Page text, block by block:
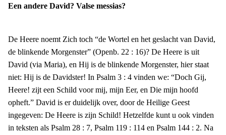
Een andere David? Valse messias?
De Heere noemt Zich toch “de Wortel en het geslacht van David,
de blinkende Morgenster” (Openb. 22 : 16)? De Heere is uit
David (via Maria), en Hij is de blinkende Morgenster, hier staat
niet: Hij is de Davidster! In Psalm 3 : 4 vinden we: “Doch Gij,
Heere! zijt een Schild voor mij, mijn Eer, en Die mijn hoofd
opheft.” David is er duidelijk over, door de Heilige Geest
ingegeven: De Heere is zijn Schild! Hetzelfde kunt u ook vinden
in teksten als Psalm 28 : 7, Psalm 119 : 114 en Psalm 144 : 2. Na